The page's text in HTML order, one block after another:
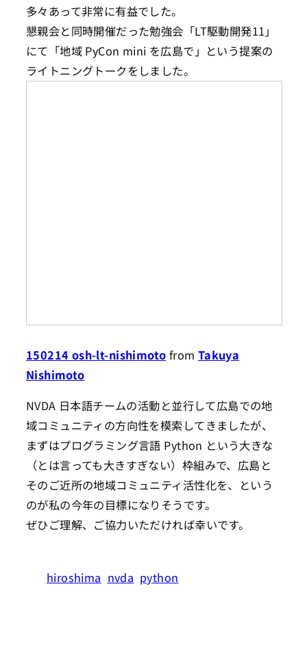
多々あって非常に有益でした。
懇親会と同時開催だった勉強会「LT駆動開発11」
にて「地域 PyCon mini を広島で」という提案の
ライトニングトークをしました。
150214 osh-lt-nishimoto from Takuya
Nishimoto
NVDA 日本語チームの活動と並行して広島での地
域コミュニティの方向性を模索してきましたが、
まずはプログラミング言語 Python という大きな
（とは言っても大きすぎない）枠組みで、広島と
そのご近所の地域コミュニティ活性化を、という
のが私の今年の目標になりそうです。
ぜひご理解、ご協力いただければ幸いです。
hiroshima nvda python